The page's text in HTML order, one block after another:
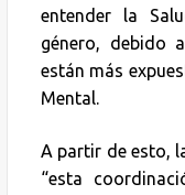
entender la
género, debido
están más
Mental.
A partir de esto,
“esta